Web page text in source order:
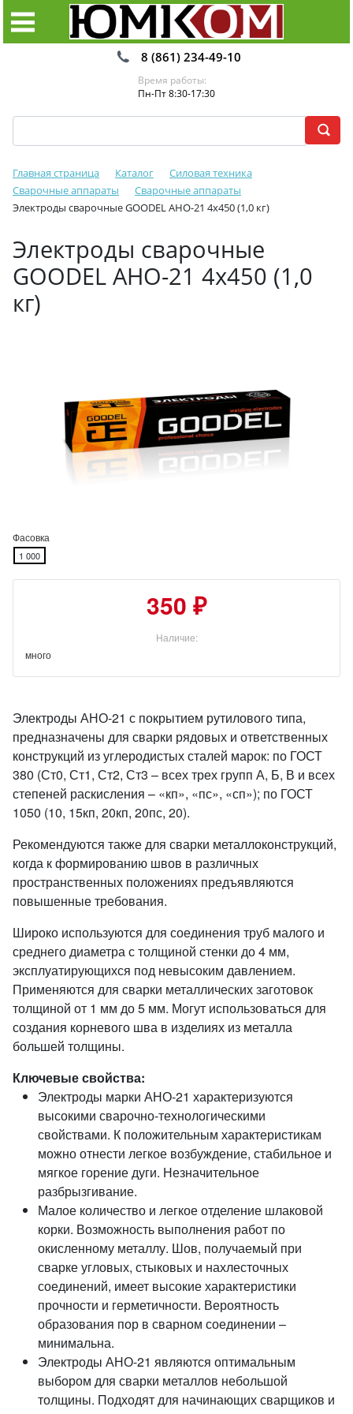
8 (861) 234-49-10
Время работы:
Пн-Пт 8:30-17:30
Главная страница Каталог
Силовая техника
Сварочные аппараты
Сварочные аппараты
Электроды сварочные GOODEL АНО-21 4х450 (1,0 кг)
Электроды сварочные
GOODEL АНО-21 4х450 (1,0
кг)
Фасовка
1 000
350 ₽
Наличие:
много
Электроды АНО-21 с покрытием рутилового типа,
предназначены для сварки рядовых и ответственных
конструкций из углеродистых сталей марок: по ГОСТ
380 (Ст0, Ст1, Ст2, Ст3 – всех трех групп А, Б, В и всех
степеней раскисления – «кп», «пс», «сп»); по ГОСТ
1050 (10, 15кп, 20кп, 20пс, 20).
Рекомендуются также для сварки металлоконструкций,
когда к формированию швов в различных
пространственных положениях предъявляются
повышенные требования.
Широко используются для соединения труб малого и
среднего диаметра с толщиной стенки до 4 мм,
эксплуатирующихся под невысоким давлением.
Применяются для сварки металлических заготовок
толщиной от 1 мм до 5 мм. Могут использоваться для
создания корневого шва в изделиях из металла
большей толщины.
Ключевые свойства:
Электроды марки АНО-21 характеризуются
высокими сварочно-технологическими
свойствами. К положительным характеристикам
можно отнести легкое возбуждение, стабильное и
мягкое горение дуги. Незначительное
разбрызгивание.
Малое количество и легкое отделение шлаковой
корки. Возможность выполнения работ по
окисленному металлу. Шов, получаемый при
сварке угловых, стыковых и нахлесточных
соединений, имеет высокие характеристики
прочности и герметичности. Вероятность
образования пор в сварном соединении –
минимальна.
Электроды АНО-21 являются оптимальным
выбором для сварки металлов небольшой
толщины. Подходят для начинающих сварщиков и